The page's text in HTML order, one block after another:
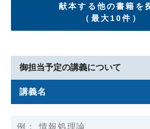
献本する他の書籍を
（最大10件）
御担当予定の講義について
講義名